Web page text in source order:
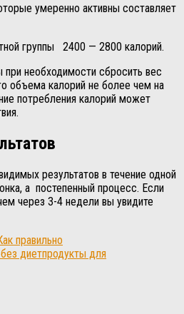
умеренно активны составляет
группы 2400 — 2800 калорий.
при необходимости сбросить вес
объема калорий не более чем на
потребления калорий может
результатов в течение одной
а постепенный процесс. Если
через 3-4 недели вы увидите
правильно
диетпродукты для